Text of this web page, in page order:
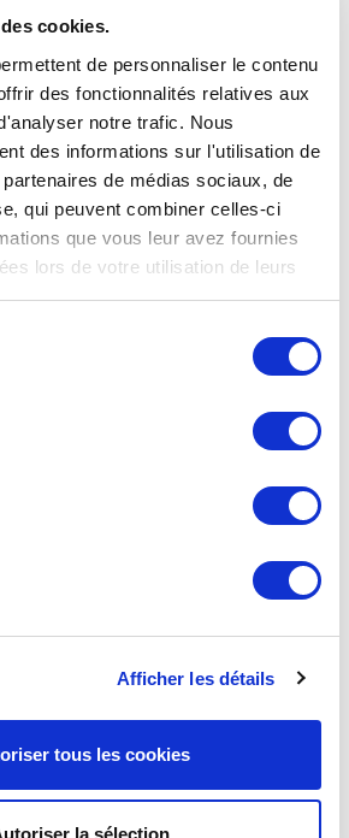
cookies.
de personnaliser le contenu
des fonctionnalités relatives aux
notre trafic. Nous
des informations sur l'utilisation de
de médias sociaux, de
qui peuvent combiner celles-ci
que vous leur avez fournies
lors de votre utilisation de leurs
Afficher les détails
tous les cookies
la sélection
sphérique femelle femelle 50 mbar